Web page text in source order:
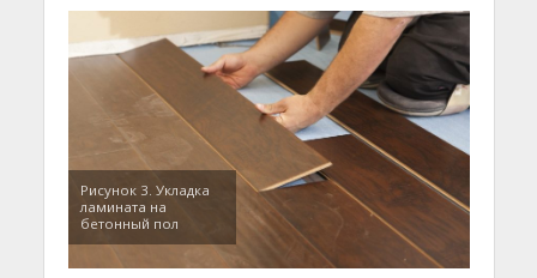
Рисунок 3. Укладка
ламината на
бетонный пол